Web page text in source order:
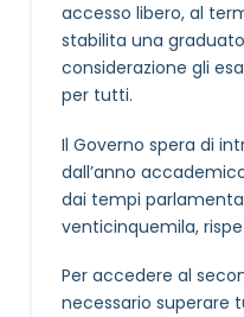
accesso libero, al
stabilita una
considerazione gli
per tutti.
Il Governo spera di
dall’anno
dai tempi
venticinquemila,
Per accedere al
necessario superare